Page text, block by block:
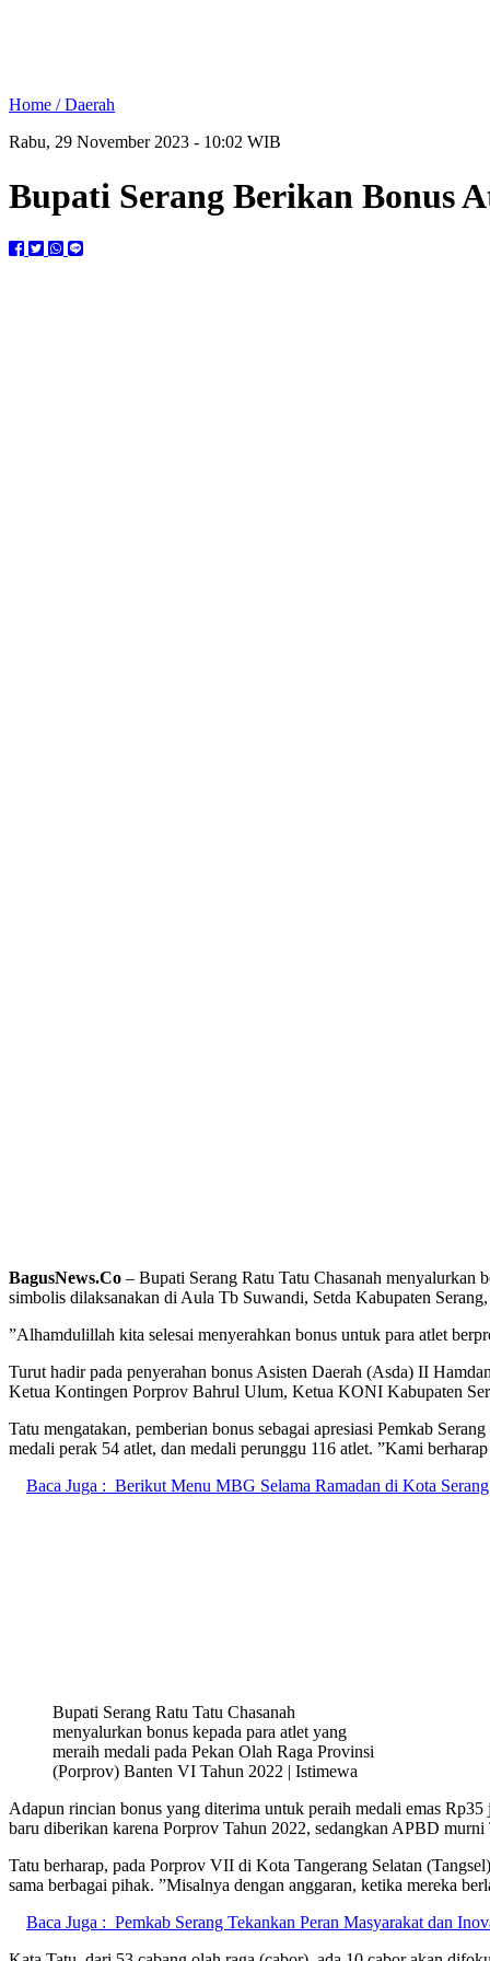
Home /Daerah
Rabu, 29 November 2023 - 10:02 WIB
Bupati Serang Berikan Bonus
BagusNews.Co – Bupati Serang Ratu Tatu Chasanah menyalurkan
simbolis dilaksanakan di Aula Tb Suwandi, Setda Kabupaten
”Alhamdulillah kita selesai menyerahkan bonus untuk para atlet
Turut hadir pada penyerahan bonus Asisten Daerah (Asda) II
Ketua Kontingen Porprov Bahrul Ulum, Ketua KONI Kabupaten
Tatu mengatakan, pemberian bonus sebagai apresiasi Pemkab
medali perak 54 atlet, dan medali perunggu 116 atlet. ”Kami
Baca Juga : Berikut Menu MBG Selama Ramadan di Kota Serang
Bupati Serang Ratu Tatu Chasanah
menyalurkan bonus kepada para atlet yang
meraih medali pada Pekan Olah Raga Provinsi
(Porprov) Banten VI Tahun 2022 | Istimewa
Adapun rincian bonus yang diterima untuk peraih medali emas
baru diberikan karena Porprov Tahun 2022, sedangkan APBD
Tatu berharap, pada Porprov VII di Kota Tangerang Selatan
sama berbagai pihak. ”Misalnya dengan anggaran, ketika mereka
Baca Juga : Pemkab Serang Tekankan Peran Masyarakat dan